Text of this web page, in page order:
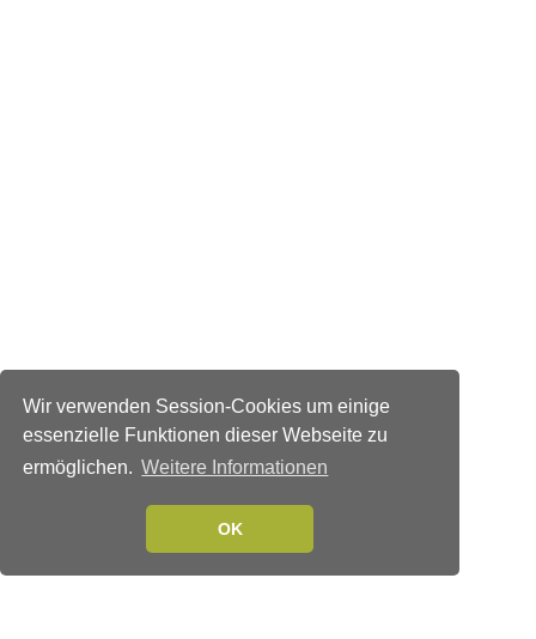
Wir verwenden Session-Cookies um einige
essenzielle Funktionen dieser Webseite zu
ermöglichen. Weitere Informationen
OK